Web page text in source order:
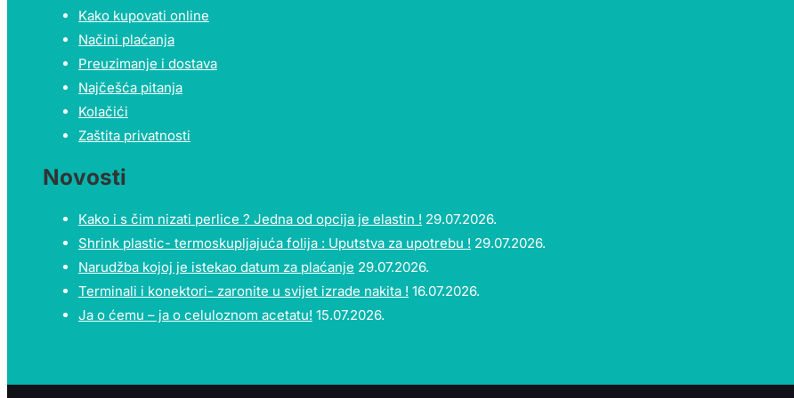
Kako kupovati online
Načini plaćanja
Preuzimanje i dostava
Najčešća pitanja
Kolačići
Zaštita privatnosti
Novosti
Kako i s čim nizati perlice ? Jedna od opcija je elastin ! 29.07.2026.
Shrink plastic- termoskupljajuća folija : Uputstva za upotrebu ! 29.07.2026.
Narudžba kojoj je istekao datum za plaćanje 29.07.2026.
Terminali i konektori- zaronite u svijet izrade nakita ! 16.07.2026.
Ja o ćemu – ja o celuloznom acetatu! 15.07.2026.